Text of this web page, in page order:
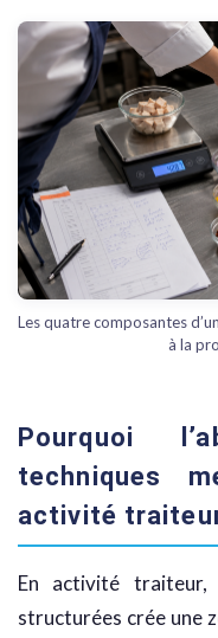
Les quatre composantes
à la
Pourquoi
techniques
activité
En activité traiteur,
structurées crée une